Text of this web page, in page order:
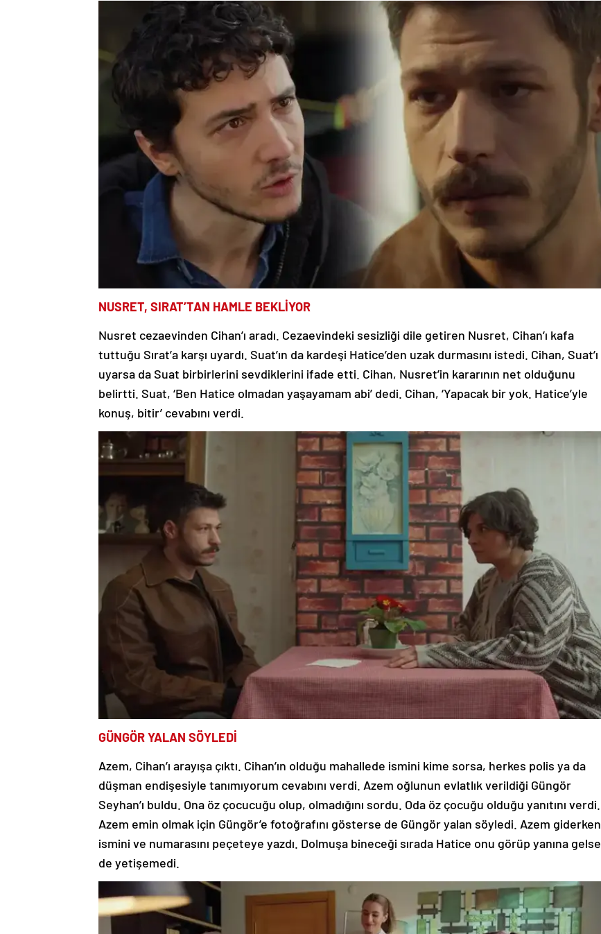
tuttuğu Sırat’a karşı uyardı. Suat’ın da kardeşi Hatice’den uzak durmasını istedi. Cihan, Suat’ı
uyarsa da Suat birbirlerini sevdiklerini ifade etti. Cihan, Nusret’in kararının net olduğunu
belirtti. Suat, ‘Ben Hatice olmadan yaşayamam abi’ dedi. Cihan, ‘Yapacak bir yok. Hatice’yle
konuş, bitir’ cevabını verdi.
düşman endişesiyle tanımıyorum cevabını verdi. Azem oğlunun evlatlık verildiği Güngör
Seyhan’ı buldu. Ona öz çocucuğu olup, olmadığını sordu. Oda öz çocuğu olduğu yanıtını verdi.
Azem emin olmak için Güngör’e fotoğrafını gösterse de Güngör yalan söyledi. Azem giderken
ismini ve numarasını peçeteye yazdı. Dolmuşa bineceği sırada Hatice onu görüp yanına gelse
de yetişemedi.